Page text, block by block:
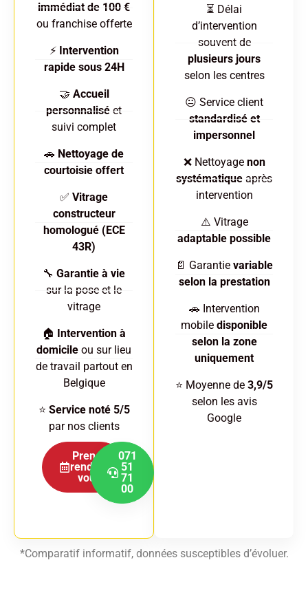
immédiat de 100 €
ou franchise offerte
⚡ Intervention
rapide sous 24H
🤝 Accueil
personnalisé et
suivi complet
🚗 Nettoyage de
courtoisie offert
✅ Vitrage
constructeur
homologué (ECE
43R)
🔧 Garantie à vie
sur la pose et le
vitrage
🏠 Intervention à
domicile ou sur lieu
de travail partout en
Belgique
⭐ Service noté 5/5
par nos clients
Prenez
rendez-
vous
071
51
71
00
⏳ Délai
d’intervention
souvent de
plusieurs jours
selon les centres
😐 Service client
standardisé et
impersonnel
❌ Nettoyage non
systématique après
intervention
⚠️ Vitrage
adaptable possible
📄 Garantie variable
selon la prestation
🚗 Intervention
mobile disponible
selon la zone
uniquement
⭐ Moyenne de 3,9/5
selon les avis
Google
*Comparatif informatif, données susceptibles d’évoluer.